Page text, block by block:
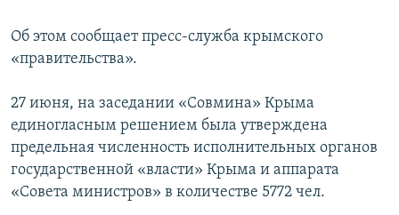
СОВЕТЫ ПРАВОЗАЩИТНИКОВ
ПОБЕДИТЕЛЕЙ НЕ СУДЯТ?
КРЫМ.НЕПОКОРЕННЫЙ
ELIFBE
УКРАИНСКАЯ ПРОБЛЕМА КРЫМА
Українською
Qırımtatar
ПРИСОЕДИНЯЙТЕСЬ!
Об этом сообщает пресс-служба крымского
«правительства».
27 июня, на заседании «Совмина» Крыма
единогласным решением была утверждена
предельная численность исполнительных органов
государственной «власти» Крыма и аппарата
«Совета министров» в количестве 5772 чел.